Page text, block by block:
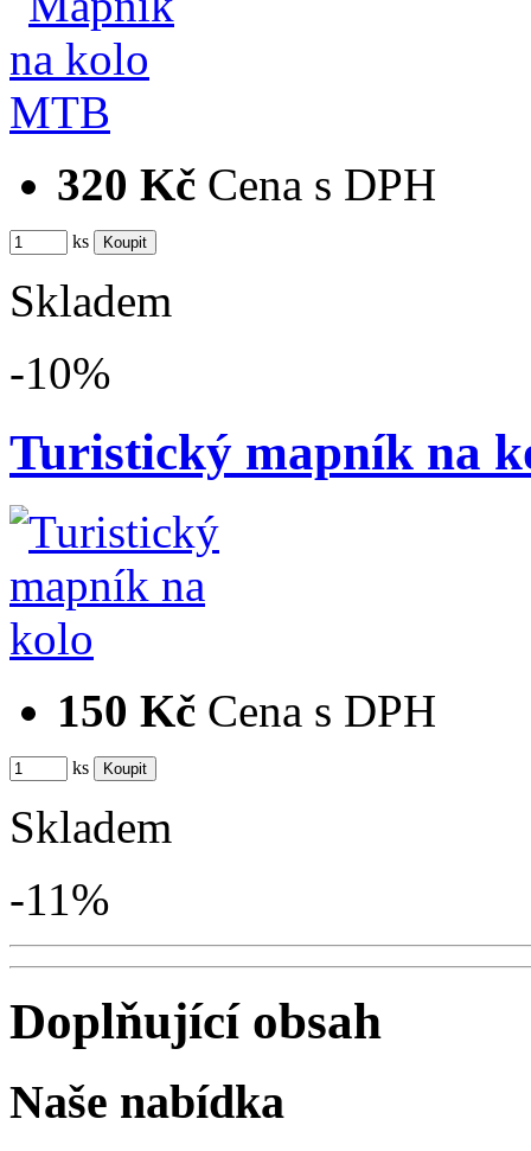
320 Kč Cena s DPH
ks
Skladem
-10%
Turistický mapník na
150 Kč Cena s DPH
ks
Skladem
-11%
Doplňující obsah
Naše nabídka